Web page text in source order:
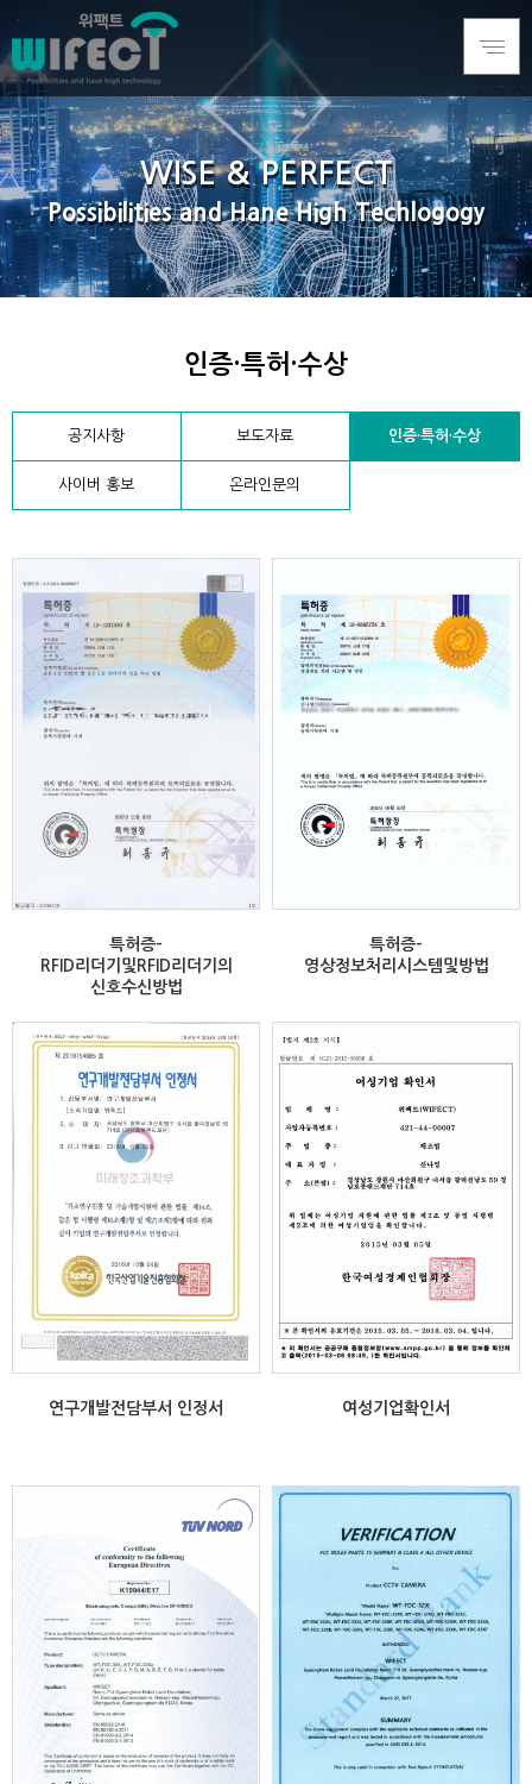
WISE & PERFECT
Possibilities and Hane High Techlogogy
인증·특허·수상
공지사항 보도자료 인증·특허·수상
사이버 홍보 온라인문의
특허증-
RFID리더기및RFID리더기의
신호수신방법
특허증-
영상정보처리시스템및방법
연구개발전담부서 인정서 여성기업확인서